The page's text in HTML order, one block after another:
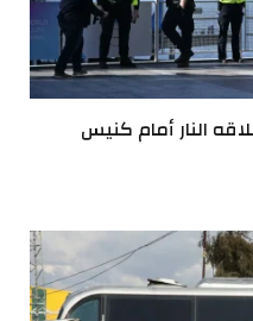
النار أمام كنيس